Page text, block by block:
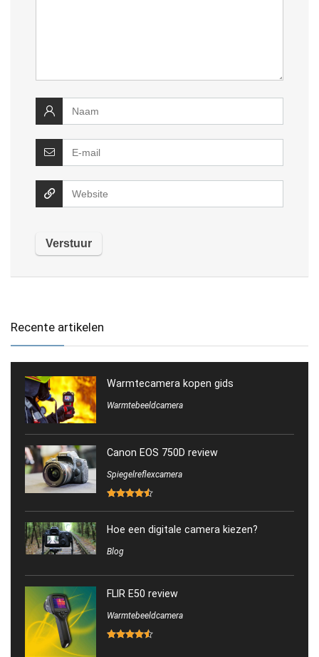
Recente artikelen
Warmtecamera kopen gids
Warmtebeeldcamera
Canon EOS 750D review
Spiegelreflexcamera
Hoe een digitale camera kiezen?
Blog
FLIR E50 review
Warmtebeeldcamera